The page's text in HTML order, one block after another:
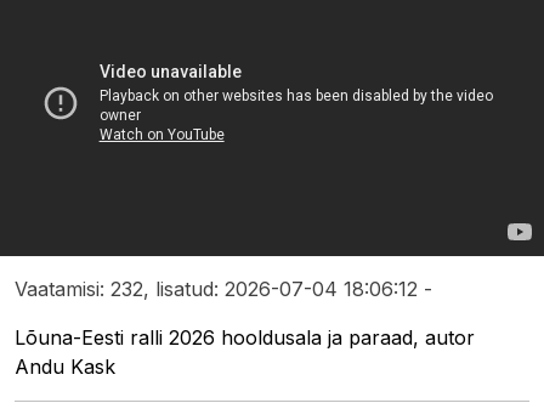
Vaatamisi: 232, lisatud: 2026-07-04 18:06:12 -
Lõuna-Eesti ralli 2026 hooldusala ja paraad, autor
Andu Kask